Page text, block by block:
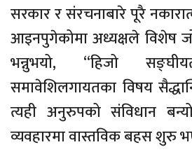
सरकार र संरचनाबारे पूरै
आइनपुगेकोमा अध्यक्षले विशेष
भन्नुभयो, “हिजो
समावेशिलगायतका विषय
त्यही अनुरुपको संविधान
व्यवहारमा वास्तविक बहस शुरु